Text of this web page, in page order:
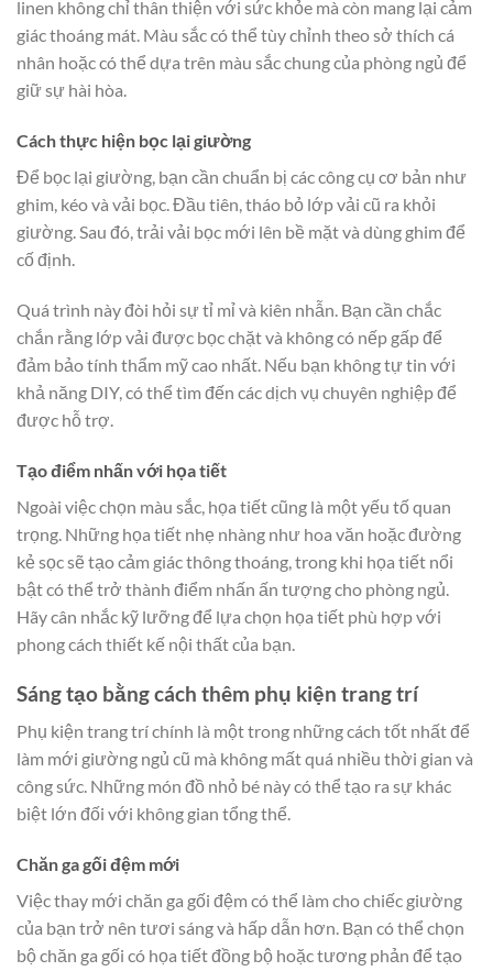
linen không chỉ thân thiện với sức khỏe mà còn mang lại cảm
giác thoáng mát. Màu sắc có thể tùy chỉnh theo sở thích cá
nhân hoặc có thể dựa trên màu sắc chung của phòng ngủ để
giữ sự hài hòa.
Cách thực hiện bọc lại giường
Để bọc lại giường, bạn cần chuẩn bị các công cụ cơ bản như
ghim, kéo và vải bọc. Đầu tiên, tháo bỏ lớp vải cũ ra khỏi
giường. Sau đó, trải vải bọc mới lên bề mặt và dùng ghim để
cố định.
Quá trình này đòi hỏi sự tỉ mỉ và kiên nhẫn. Bạn cần chắc
chắn rằng lớp vải được bọc chặt và không có nếp gấp để
đảm bảo tính thẩm mỹ cao nhất. Nếu bạn không tự tin với
khả năng DIY, có thể tìm đến các dịch vụ chuyên nghiệp để
được hỗ trợ.
Tạo điểm nhấn với họa tiết
Ngoài việc chọn màu sắc, họa tiết cũng là một yếu tố quan
trọng. Những họa tiết nhẹ nhàng như hoa văn hoặc đường
kẻ sọc sẽ tạo cảm giác thông thoáng, trong khi họa tiết nổi
bật có thể trở thành điểm nhấn ấn tượng cho phòng ngủ.
Hãy cân nhắc kỹ lưỡng để lựa chọn họa tiết phù hợp với
phong cách thiết kế nội thất của bạn.
Sáng tạo bằng cách thêm phụ kiện trang trí
Phụ kiện trang trí chính là một trong những cách tốt nhất để
làm mới giường ngủ cũ mà không mất quá nhiều thời gian và
công sức. Những món đồ nhỏ bé này có thể tạo ra sự khác
biệt lớn đối với không gian tổng thể.
Chăn ga gối đệm mới
Việc thay mới chăn ga gối đệm có thể làm cho chiếc giường
của bạn trở nên tươi sáng và hấp dẫn hơn. Bạn có thể chọn
bộ chăn ga gối có họa tiết đồng bộ hoặc tương phản để tạo